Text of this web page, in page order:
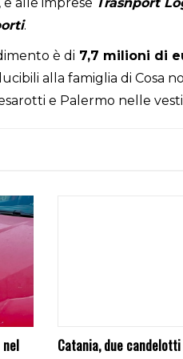
.
è di 7,7 milioni di
alla famiglia di Cosa
e Palermo nelle
nel
Catania, due